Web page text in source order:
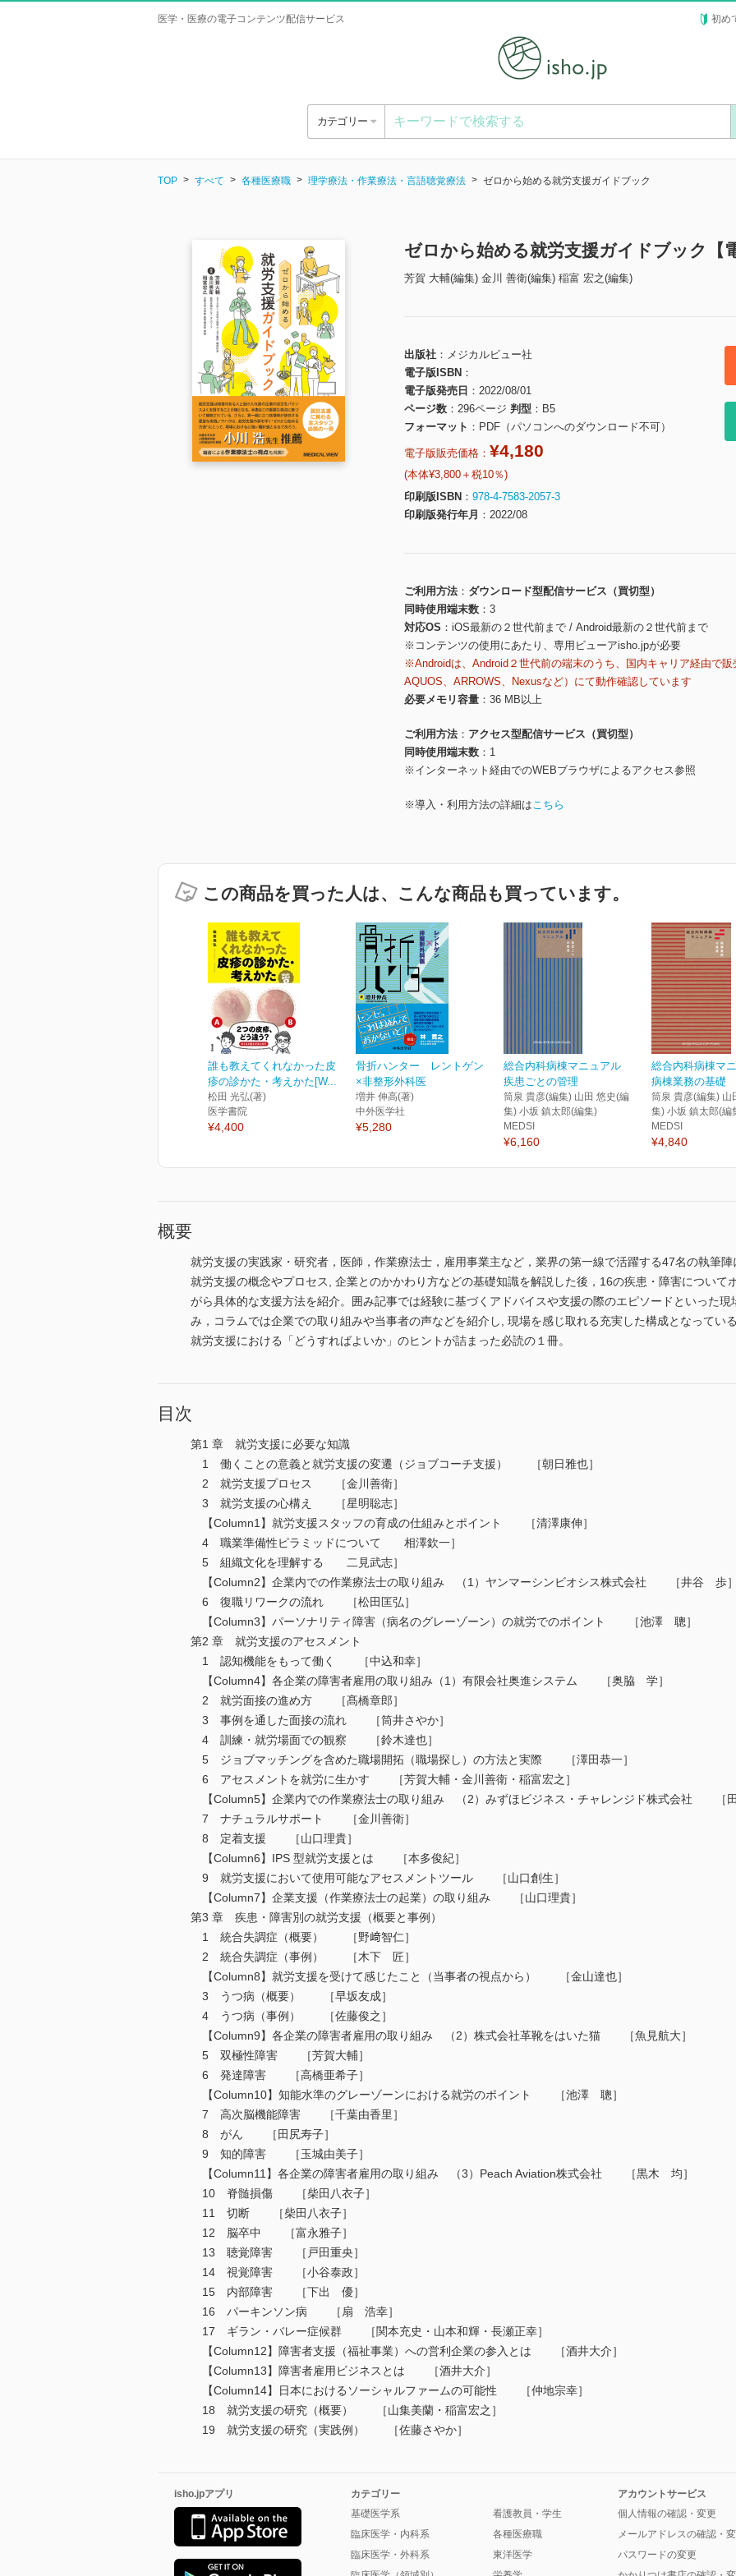
医学・医療の電子コンテンツ配信サービス 初め
カテゴリー
TOP すべて 各種医療職 理学療法・作業療法・言語聴覚療法 ゼロから始める就労支援ガイドブック
ゼロから始める就労支援ガイドブック【
芳賀 大輔(編集) 金川 善衛(編集) 稲富 宏之(編集)
出版社
メジカルビュー社
電子版ISBN
電子版発売日
2022/08/01
ページ数
296ページ 判型
B5
フォーマット
PDF（パソコンへのダウンロード不可）
電子版販売価格： ¥4,180
(本体¥3,800＋税10％)
印刷版ISBN
978-4-7583-2057-3
印刷版発行年月
2022/08
ご利用方法
ダウンロード型配信サービス（買切型）
同時使用端末数
3
対応OS
iOS最新の２世代前まで / Android最新の２世代前まで
※コンテンツの使用にあたり、専用ビューアisho.jpが必要
※Androidは、Android２世代前の端末のうち、国内キャリア経由で販
AQUOS、ARROWS、Nexusなど）にて動作確認しています
必要メモリ容量
36 MB以上
ご利用方法
アクセス型配信サービス（買切型）
同時使用端末数
1
※インターネット経由でのWEBブラウザによるアクセス参照
※導入・利用方法の詳細はこちら
この商品を買った人は、こんな商品も買っています。
誰も教えてくれなかった皮
疹の診かた・考えかた[W...
松田 光弘(著)
医学書院
¥4,400
骨折ハンター レントゲン
×非整形外科医
増井 伸高(著)
中外医学社
¥5,280
総合内科病棟マニュアル
疾患ごとの管理
筒泉 貴彦(編集) 山田 悠史(編
集) 小坂 鎮太郎(編集)
MEDSI
¥6,160
総合内科病棟マ
病棟業務の基礎
筒泉 貴彦(編集) 山
集) 小坂 鎮太郎(編
MEDSI
¥4,840
概要
就労支援の実践家・研究者，医師，作業療法士，雇用事業主など，業界の第一線で活躍する47名の執筆陣
就労支援の概念やプロセス, 企業とのかかわり方などの基礎知識を解説した後，16の疾患・障害について
がら具体的な支援方法を紹介。囲み記事では経験に基づくアドバイスや支援の際のエピソードといった
み，コラムでは企業での取り組みや当事者の声などを紹介し, 現場を感じ取れる充実した構成となっている
就労支援における「どうすればよいか」のヒントが詰まった必読の１冊。
目次
第1 章 就労支援に必要な知識
1 働くことの意義と就労支援の変遷（ジョブコーチ支援） ［朝日雅也］
2 就労支援プロセス ［金川善衛］
3 就労支援の心構え ［星明聡志］
【Column1】就労支援スタッフの育成の仕組みとポイント ［清澤康伸］
4 職業準備性ピラミッドについて 相澤欽一］
5 組織文化を理解する 二見武志］
【Column2】企業内での作業療法士の取り組み （1）ヤンマーシンビオシス株式会社 ［井谷 歩］
6 復職リワークの流れ ［松田匡弘］
【Column3】パーソナリティ障害（病名のグレーゾーン）の就労でのポイント ［池澤 聰］
第2 章 就労支援のアセスメント
1 認知機能をもって働く ［中込和幸］
【Column4】各企業の障害者雇用の取り組み（1）有限会社奥進システム ［奥脇 学］
2 就労面接の進め方 ［髙橋章郎］
3 事例を通した面接の流れ ［筒井さやか］
4 訓練・就労場面での観察 ［鈴木達也］
5 ジョブマッチングを含めた職場開拓（職場探し）の方法と実際 ［澤田恭一］
6 アセスメントを就労に生かす ［芳賀大輔・金川善衛・稲富宏之］
【Column5】企業内での作業療法士の取り組み （2）みずほビジネス・チャレンジド株式会社 ［田
7 ナチュラルサポート ［金川善衛］
8 定着支援 ［山口理貴］
【Column6】IPS 型就労支援とは ［本多俊紀］
9 就労支援において使用可能なアセスメントツール ［山口創生］
【Column7】企業支援（作業療法士の起業）の取り組み ［山口理貴］
第3 章 疾患・障害別の就労支援（概要と事例）
1 統合失調症（概要） ［野﨑智仁］
2 統合失調症（事例） ［木下 匠］
【Column8】就労支援を受けて感じたこと（当事者の視点から） ［金山達也］
3 うつ病（概要） ［早坂友成］
4 うつ病（事例） ［佐藤俊之］
【Column9】各企業の障害者雇用の取り組み （2）株式会社革靴をはいた猫 ［魚見航大］
5 双極性障害 ［芳賀大輔］
6 発達障害 ［高橋亜希子］
【Column10】知能水準のグレーゾーンにおける就労のポイント ［池澤 聰］
7 高次脳機能障害 ［千葉由香里］
8 がん ［田尻寿子］
9 知的障害 ［玉城由美子］
【Column11】各企業の障害者雇用の取り組み （3）Peach Aviation株式会社 ［黒木 均］
10 脊髄損傷 ［柴田八衣子］
11 切断 ［柴田八衣子］
12 脳卒中 ［富永雅子］
13 聴覚障害 ［戸田重央］
14 視覚障害 ［小谷泰政］
15 内部障害 ［下出 優］
16 パーキンソン病 ［扇 浩幸］
17 ギラン・バレー症候群 ［関本充史・山本和輝・長瀬正幸］
【Column12】障害者支援（福祉事業）への営利企業の参入とは ［酒井大介］
【Column13】障害者雇用ビジネスとは ［酒井大介］
【Column14】日本におけるソーシャルファームの可能性 ［仲地宗幸］
18 就労支援の研究（概要） ［山集美蘭・稲富宏之］
19 就労支援の研究（実践例） ［佐藤さやか］
isho.jpアプリ
カテゴリー
基礎医学系
臨床医学・内科系
臨床医学・外科系
看護教員・学生
各種医療職
東洋医学
アカウントサービス
個人情報の確認・変更
メールアドレスの確認・
パスワードの変更